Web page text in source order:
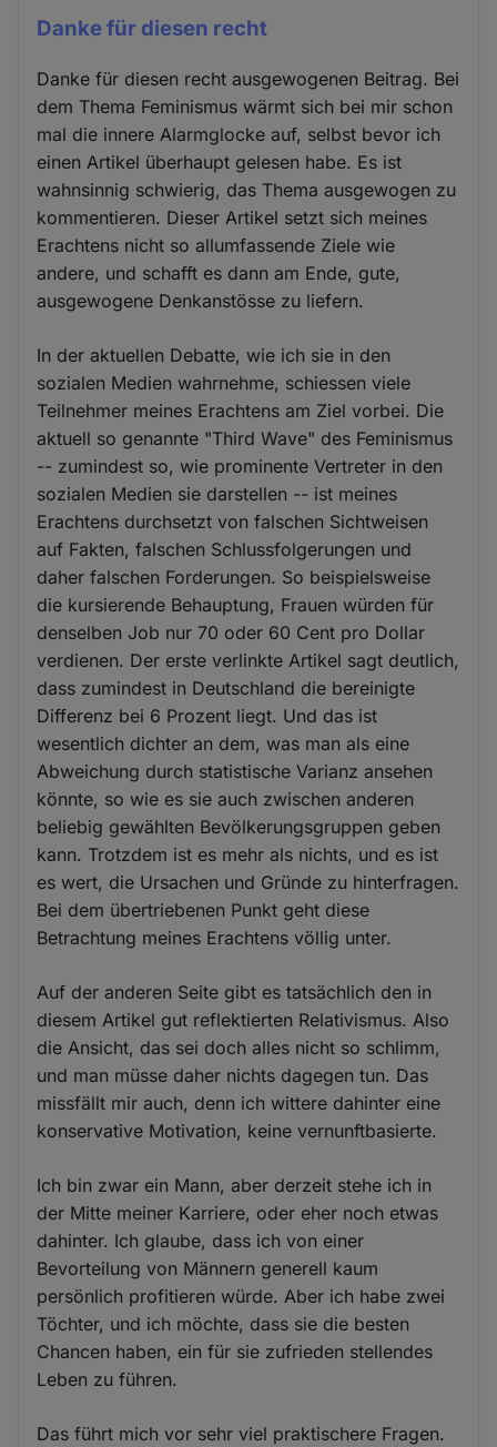
Danke für diesen recht
Danke für diesen recht ausgewogenen Beitrag. Bei
dem Thema Feminismus wärmt sich bei mir schon
mal die innere Alarmglocke auf, selbst bevor ich
einen Artikel überhaupt gelesen habe. Es ist
wahnsinnig schwierig, das Thema ausgewogen zu
kommentieren. Dieser Artikel setzt sich meines
Erachtens nicht so allumfassende Ziele wie
andere, und schafft es dann am Ende, gute,
ausgewogene Denkanstösse zu liefern.
In der aktuellen Debatte, wie ich sie in den
sozialen Medien wahrnehme, schiessen viele
Teilnehmer meines Erachtens am Ziel vorbei. Die
aktuell so genannte "Third Wave" des Feminismus
-- zumindest so, wie prominente Vertreter in den
sozialen Medien sie darstellen -- ist meines
Erachtens durchsetzt von falschen Sichtweisen
auf Fakten, falschen Schlussfolgerungen und
daher falschen Forderungen. So beispielsweise
die kursierende Behauptung, Frauen würden für
denselben Job nur 70 oder 60 Cent pro Dollar
verdienen. Der erste verlinkte Artikel sagt deutlich,
dass zumindest in Deutschland die bereinigte
Differenz bei 6 Prozent liegt. Und das ist
wesentlich dichter an dem, was man als eine
Abweichung durch statistische Varianz ansehen
könnte, so wie es sie auch zwischen anderen
beliebig gewählten Bevölkerungsgruppen geben
kann. Trotzdem ist es mehr als nichts, und es ist
es wert, die Ursachen und Gründe zu hinterfragen.
Bei dem übertriebenen Punkt geht diese
Betrachtung meines Erachtens völlig unter.
Auf der anderen Seite gibt es tatsächlich den in
diesem Artikel gut reflektierten Relativismus. Also
die Ansicht, das sei doch alles nicht so schlimm,
und man müsse daher nichts dagegen tun. Das
missfällt mir auch, denn ich wittere dahinter eine
konservative Motivation, keine vernunftbasierte.
Ich bin zwar ein Mann, aber derzeit stehe ich in
der Mitte meiner Karriere, oder eher noch etwas
dahinter. Ich glaube, dass ich von einer
Bevorteilung von Männern generell kaum
persönlich profitieren würde. Aber ich habe zwei
Töchter, und ich möchte, dass sie die besten
Chancen haben, ein für sie zufrieden stellendes
Leben zu führen.
Das führt mich vor sehr viel praktischere Fragen.